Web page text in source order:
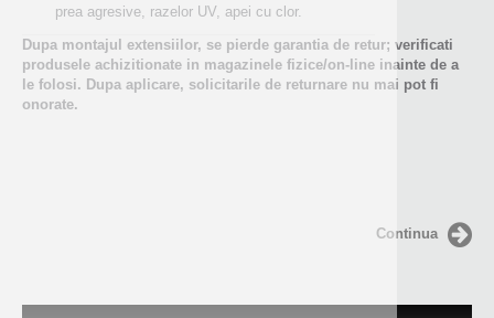
prea agresive, razelor UV, apei cu clor.
Dupa montajul extensiilor, se pierde garantia de retur; verificati
produsele achizitionate in magazinele fizice/on-line inainte de a
le folosi. Dupa aplicare, solicitarile de returnare nu mai pot fi
onorate.
Continua